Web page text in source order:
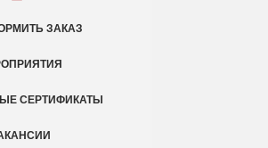
ЗАКАЗ
СЕРТИФИКАТЫ